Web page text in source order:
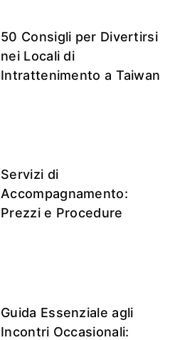
50 Consigli per Divertirsi
nei Locali di
Intrattenimento a Taiwan
Servizi di
Accompagnamento:
Prezzi e Procedure
Guida Essenziale agli
Incontri Occasionali: